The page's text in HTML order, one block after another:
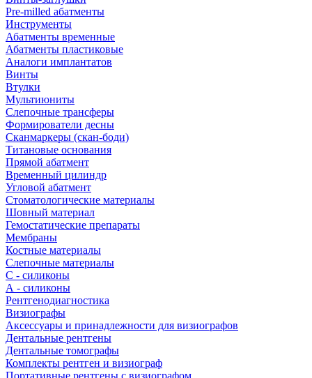
Pre-milled абатменты
Инструменты
Абатменты временные
Абатменты пластиковые
Аналоги имплантатов
Винты
Втулки
Мультиюниты
Слепочные трансферы
Формирователи десны
Сканмаркеры (скан-боди)
Титановые основания
Прямой абатмент
Временный цилиндр
Угловой абатмент
Стоматологические материалы
Шовный материал
Гемостатические препараты
Мембраны
Костные материалы
Слепочные материалы
C - силиконы
А - силиконы
Рентгенодиагностика
Визиографы
Аксессуары и принадлежности для визиографов
Дентальные рентгены
Дентальные томографы
Комплекты рентген и визиограф
Портативные рентгены с визиографом